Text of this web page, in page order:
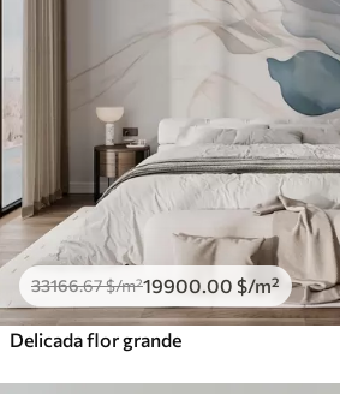
33166.67$/m²19900 .00 $/m²
Delicada flor grande